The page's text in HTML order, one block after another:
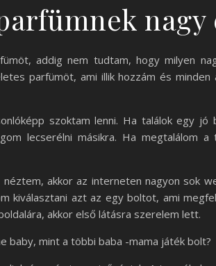
nagy
addig nem tudtam, hogy milyen
parfümöt, ami illik hozzám és minden
szoktam lenni. Ha találok egy
lecserélni másikra. Ha megtalálom
akkor az interneten nagyon sok
kiválasztani azt az egy boltot, ami
akkor első látásra szerelem lett.
baby, mint a többi baba -mama játék bolt?